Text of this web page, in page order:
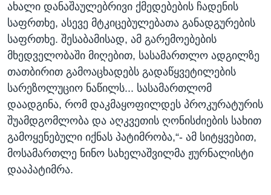
ახალი დანაშაულებრივი ქმედებების ჩადენის
საფრთხე, ასევე მტკიცებულებათა განადგურების
საფრთხე. შესაბამისად, ამ გარემოებების
მხედველობაში მიღებით, სასამართლო ადგილზე
თათბირით გამოაცხადებს გადაწყვეტილების
სარეზოლუციო ნაწილს... სასამართლომ
დაადგინა, რომ დაკმაყოფილდეს პროკურატურის
შუამდგომლობა და აღკვეთის ღონისძიების სახით
გამოყენებული იქნას პატიმრობა,“- ამ სიტყვებით,
მოსამართლე ნინო სახელაშვილმა ჟურნალისტი
დააპატიმრა.